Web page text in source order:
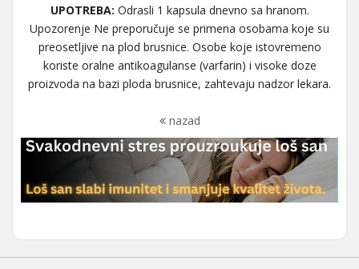
UPOTREBA: Odrasli 1 kapsula dnevno sa hranom.
Upozorenje Ne preporučuje se primena osobama koje su
preosetljive na plod brusnice. Osobe koje istovremeno
koriste oralne antikoagulanse (varfarin) i visoke doze
proizvoda na bazi ploda brusnice, zahtevaju nadzor lekara.
nazad